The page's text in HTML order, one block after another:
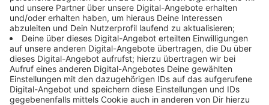
Das heißt im Umkehrschluss aber nicht nur, dass lange
Wartezeiten, sondern in einigen Fällen auch hohe
Kosten, in Kauf genommen werden müssen. Denn
sollte sich eine Prüfung um mehrere Wochen
verschieben, muss der Schüler noch mehr Fahrstunden
in Anspruch nehmen, als eigentlich nötig. Ansonsten
würde man vieles wieder verlernen, heißt es vom